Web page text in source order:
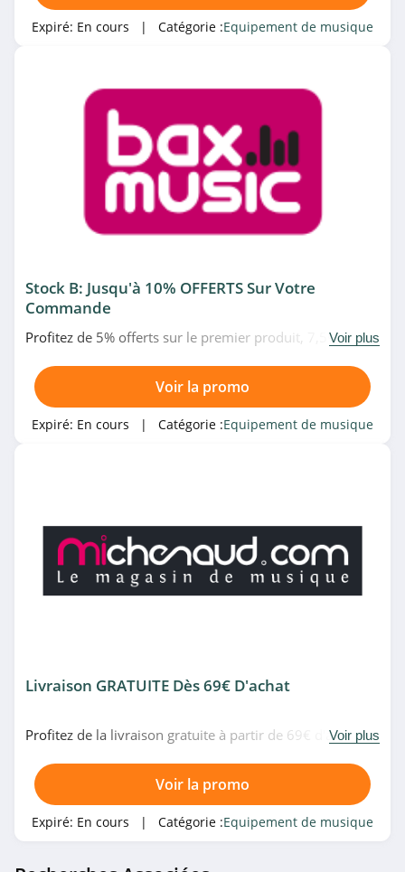
Expiré: En cours | Catégorie :Equipement de musique
Stock B: Jusqu'à 10% OFFERTS Sur Votre
Commande
Profitez de 5% offerts sur le premier produit, 7,5%
produit chez Bax Music. Offre limitée!
Voir plus
Voir la promo
Expiré: En cours | Catégorie :Equipement de musique
Livraison GRATUITE Dès 69€ D'achat
Profitez de la livraison gratuite à partir de 69€ d'achat
Voir plus
Voir la promo
Expiré: En cours | Catégorie :Equipement de musique